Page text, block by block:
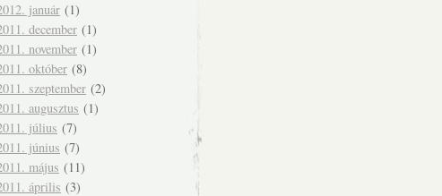
január (1)
december (1)
november (1)
október (8)
szeptember (2)
augusztus (1)
július (7)
június (7)
május (11)
április (3)